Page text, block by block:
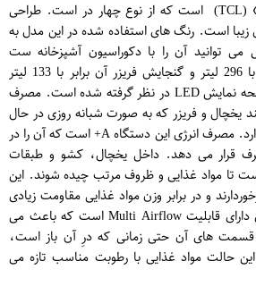
شرکت معتبر «تی سی ال» (TCL) است که از نوع چهار در است. طراحی
است. رنگ های استفاده شده در این مدل به
توانید آن را با دکوراسیون آشپزخانه ست
کنید.گنجایش یخچال برابر با 296 لیتر و گنجایش فریزر آن برابر با 133 لیتر
است. برای این محصول صفحه نمایش LED در نظر گرفته شده است. مصرف
یخچال و فریزر که به صورت شبانه روزی در حال
کار هستند، اهمیت زیادی دارد. مصرف انرژی این دستگاه A+ است که آن را در
قرار می دهد. داخل یخچال، کشو و طبقات
تا مواد غذایی و ظروف مرتب چیده شوند. این
و در برابر وزن مواد غذایی مقاومت زیادی
دارند. همچنین این محصول دارای قابلیت Multi Airflow است که باعث می
های آن حتی زمانی که درِ آن باز است،
حالت مواد غذایی با رطوبت مناسب تازه می